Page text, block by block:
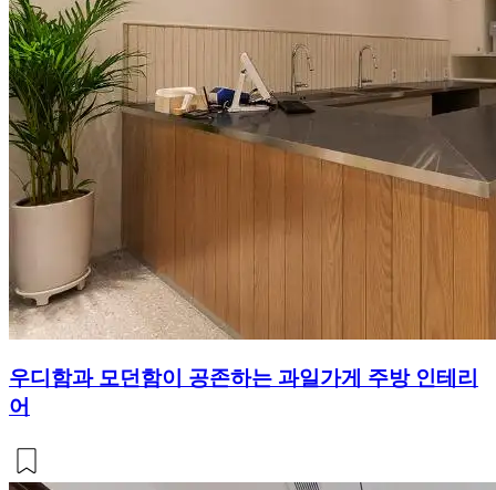
우디함과 모던함이 공존하는 과일가게 주방 인테리
어